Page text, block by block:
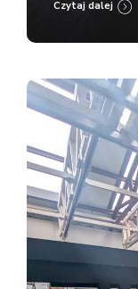
Czytaj dalej